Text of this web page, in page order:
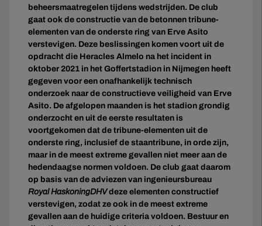
beheersmaatregelen tijdens wedstrijden. De club
gaat ook de constructie van de betonnen tribune-
elementen van de onderste ring van Erve Asito
verstevigen. Deze beslissingen komen voort uit de
opdracht die Heracles Almelo na het incident in
oktober 2021 in het Goffertstadion in Nijmegen heeft
gegeven voor een onafhankelijk technisch
onderzoek naar de constructieve veiligheid van Erve
Asito. De afgelopen maanden is het stadion grondig
onderzocht en uit de eerste resultaten is
voortgekomen dat de tribune-elementen uit de
onderste ring, inclusief de staantribune, in orde zijn,
maar in de meest extreme gevallen niet meer aan de
hedendaagse normen voldoen. De club gaat daarom
op basis van de adviezen van ingenieursbureau
Royal HaskoningDHVdeze elementen constructief
verstevigen, zodat ze ook in de meest extreme
gevallen aan de huidige criteria voldoen. Bestuur en